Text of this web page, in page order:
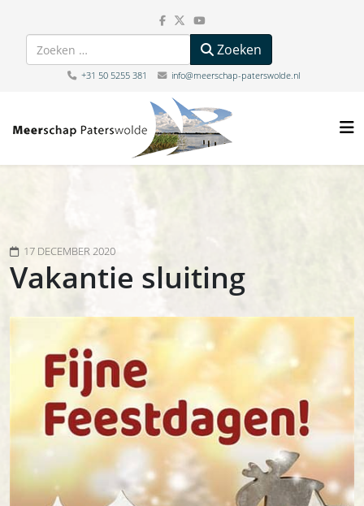
Zoeken Zoeken
+31 50 5255 381 info@meerschap-paterswolde.nl
17 DECEMBER 2020
Vakantie sluiting